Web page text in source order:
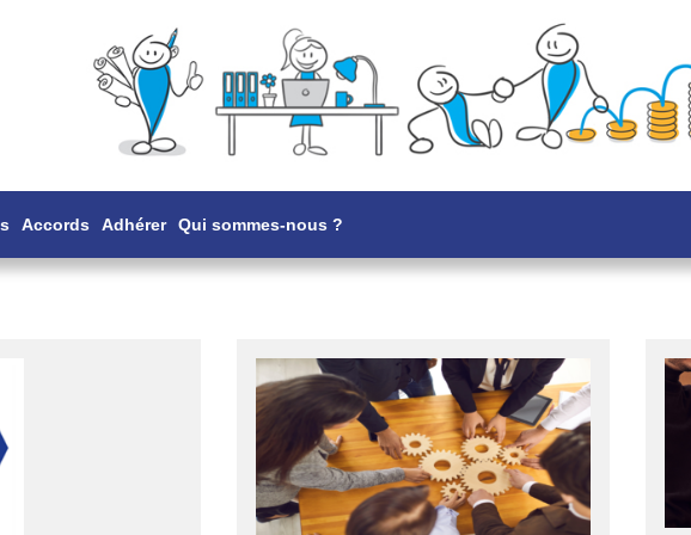
Accords Adhérer Qui sommes-nous ?